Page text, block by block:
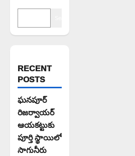
RECENT
POSTS
ఘనపూర్
రిజర్వాయర్
ఆయకట్టుకు
పూర్తి స్థాయిలో
సాగునీరు